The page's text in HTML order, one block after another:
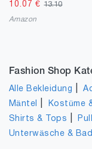
10.07 €13.10
Amazon
Fashion Shop
Alle Bekleidung |
Mäntel Kostüme
Shirts & Tops
Unterwäsche &